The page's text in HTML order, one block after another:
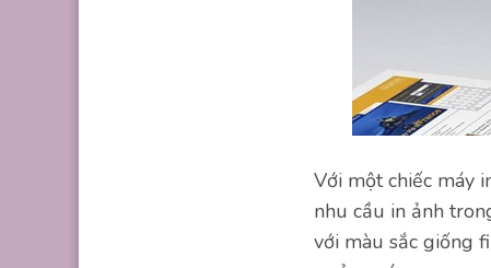
Với một chiếc máy
nhu cầu in ảnh
với màu sắc giống